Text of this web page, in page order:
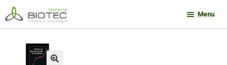
Pular
para
navegação
Pular
para
o
conteúdo
Menu